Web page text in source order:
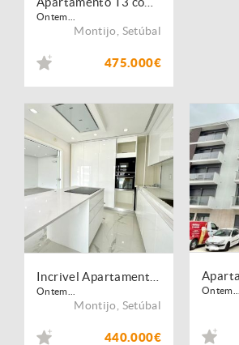
Ontem...
Montijo Setúbal
475.000€
Ontem...
Montijo Setúbal
440.000€
Ontem...